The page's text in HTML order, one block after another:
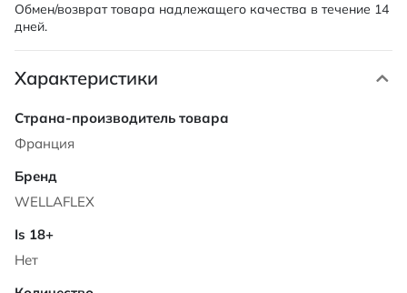
Обмен/возврат товара надлежащего качества в течение 14
дней.
Характеристики
Характеристики
Франция
WELLAFLEX
Нет